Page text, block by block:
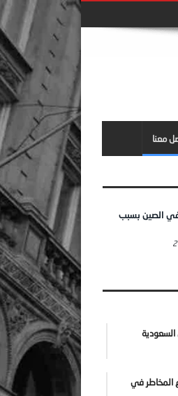
معنا
الصين بسبب
السعودية
المخاطر في